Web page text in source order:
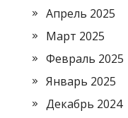
Апрель 2025
Март 2025
Февраль 2025
Январь 2025
Декабрь 2024